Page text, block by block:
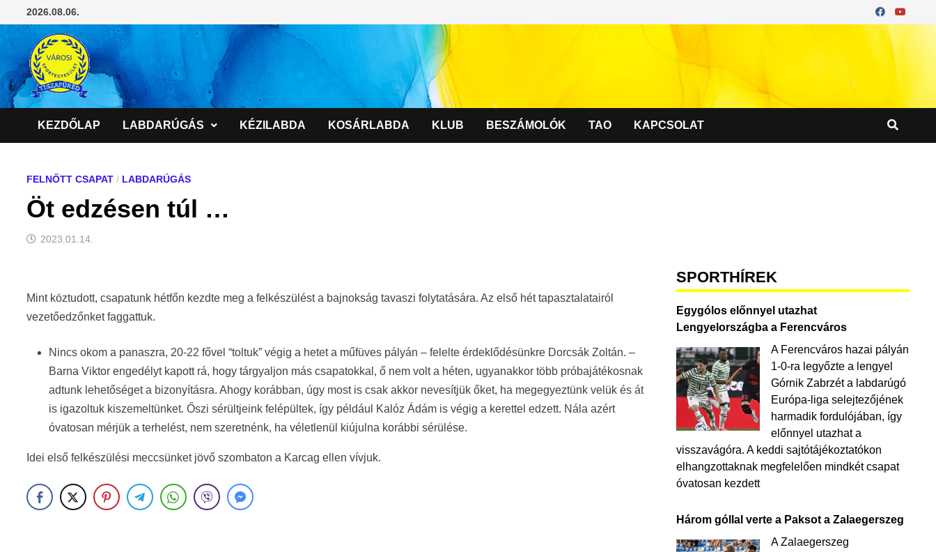
to
2026.08.06.
KEZDŐLAP LABDARÚGÁS KÉZILABDA KOSÁRLABDA KLUB BESZÁMOLÓK TAO KAPCSOLAT
FELNŐTT CSAPAT / LABDARÚGÁS
Öt edzésen túl …
2023.01.14.
Mint köztudott, csapatunk hétfőn kezdte meg a felkészülést a bajnokság tavaszi folytatására. Az első hét tapasztalatairól
vezetőedzőnket faggattuk.
Nincs okom a panaszra, 20-22 fővel “toltuk” végig a hetet a műfüves pályán – felelte érdeklődésünkre Dorcsák Zoltán. –
Barna Viktor engedélyt kapott rá, hogy tárgyaljon más csapatokkal, ő nem volt a héten, ugyanakkor több próbajátékosnak
adtunk lehetőséget a bizonyításra. Ahogy korábban, úgy most is csak akkor nevesítjük őket, ha megegyeztünk velük és át
is igazoltuk kiszemeltünket. Őszi sérültjeink felépültek, így például Kalóz Ádám is végig a kerettel edzett. Nála azért
óvatosan mérjük a terhelést, nem szeretnénk, ha véletlenül kiújulna korábbi sérülése.
Idei első felkészülési meccsünket jövő szombaton a Karcag ellen vívjuk.
SPORTHÍREK
Egygólos előnnyel utazhat
Lengyelországba a Ferencváros
A Ferencváros hazai pályán
1-0-ra legyőzte a lengyel
Górnik Zabrzét a labdarúgó
Európa-liga selejtezőjének
harmadik fordulójában, így
előnnyel utazhat a
visszavágóra. A keddi sajtótájékoztatókon
elhangzottaknak megfelelően mindkét csapat
óvatosan kezdett
Három góllal verte a Paksot a Zalaegerszeg
A Zalaegerszeg